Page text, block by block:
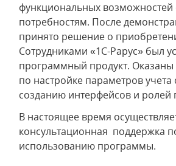
функциональных
потребностям. После
принято решение о
Сотрудниками «1С-Рарус» был
программный продукт. Оказаны
по настройке параметров учета
созданию интерфейсов и ролей
В настоящее время
консультационная поддержка
использованию программы.